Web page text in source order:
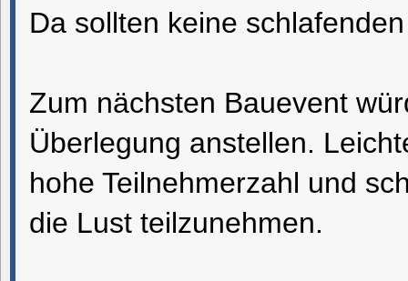
Da sollten keine
Zum nächsten Bauevent
Überlegung anstellen.
hohe Teilnehmerzahl und
die Lust teilzunehmen.